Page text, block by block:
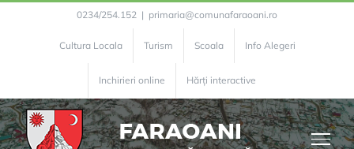
0234/254.152 | primaria@comunafaraoani.ro
Cultura Locala Turism Scoala Info Alegeri
Inchirieri online Hărți interactive
Cultura Locala